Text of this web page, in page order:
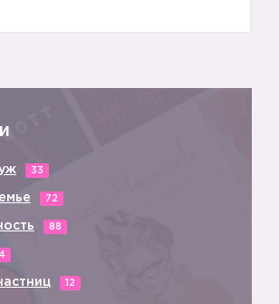
33
72
88
12